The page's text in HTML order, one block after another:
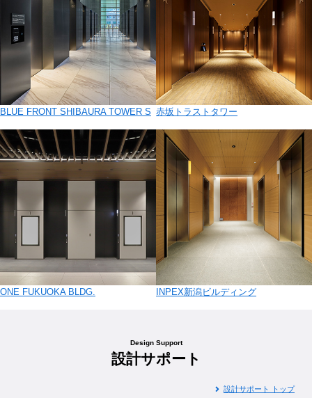
BLUE FRONT SHIBAURA TOWER S 赤坂トラストタワー
ONE FUKUOKA BLDG. INPEX新潟ビルディング
Design Support
設計サポート
設計サポート トップ